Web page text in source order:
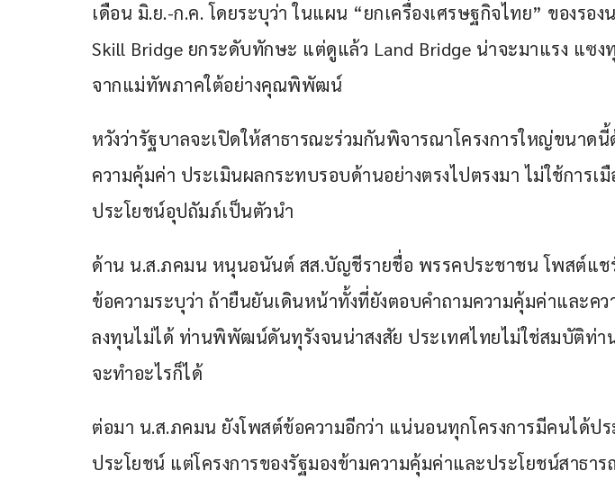
เดือน มิ.ย.-ก.ค. โดยระบุว่า ในแผน “ยกเครื่องเศรษฐกิจไทย” ของรอง
Skill Bridge ยกระดับทักษะ แต่ดูแล้ว Land Bridge น่าจะมาแรง แซง
จากแม่ทัพภาคใต้อย่างคุณพิพัฒน์
หวังว่ารัฐบาลจะเปิดให้สาธารณะร่วมกันพิจารณาโครงการใหญ่ขนาดนี้
ความคุ้มค่า ประเมินผลกระทบรอบด้านอย่างตรงไปตรงมา ไม่ใช้การเ
ประโยชน์อุปถัมภ์เป็นตัวนำ
ด้าน น.ส.ภคมน หนุนอนันต์ สส.บัญชีรายชื่อ พรรคประชาชน โพสต์แช
ข้อความระบุว่า ถ้ายืนยันเดินหน้าทั้งที่ยังตอบคำถามความคุ้มค่าและค
ลงทุนไม่ได้ ท่านพิพัฒน์ดันทุรังจนน่าสงสัย ประเทศไทยไม่ใช่สมบัติท่า
จะทำอะไรก็ได้
ต่อมา น.ส.ภคมน ยังโพสต์ข้อความอีกว่า แน่นอนทุกโครงการมีคนได้ปร
ประโยชน์ แต่โครงการของรัฐมองข้ามความคุ้มค่าและประโยชน์สาธา